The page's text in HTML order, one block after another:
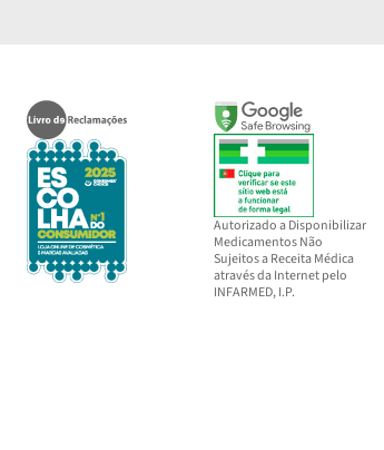
Autorizado a Disponibilizar
Medicamentos Não
Sujeitos a Receita Médica
através da Internet pelo
INFARMED, I.P.